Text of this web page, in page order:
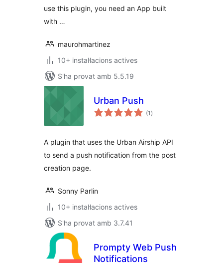
use this plugin, you need an App built
with …
maurohmartinez
10+ instal·lacions actives
S'ha provat amb 5.5.19
Urban Push
(1 puntuacions
totals
)
A plugin that uses the Urban Airship API
to send a push notification from the post
creation page.
Sonny Parlin
10+ instal·lacions actives
S'ha provat amb 3.7.41
Prompty Web Push
Notifications